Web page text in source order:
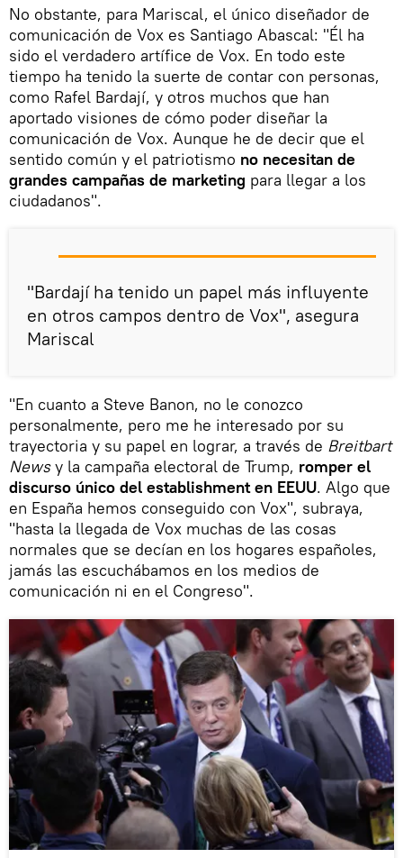
No obstante, para Mariscal, el único diseñador de
comunicación de Vox es Santiago Abascal: "Él ha
sido el verdadero artífice de Vox. En todo este
tiempo ha tenido la suerte de contar con personas,
como Rafel Bardají, y otros muchos que han
aportado visiones de cómo poder diseñar la
comunicación de Vox. Aunque he de decir que el
sentido común y el patriotismo no necesitan de
grandes campañas de marketing para llegar a los
ciudadanos".
"Bardají ha tenido un papel más influyente
en otros campos dentro de Vox", asegura
Mariscal
"En cuanto a Steve Banon, no le conozco
personalmente, pero me he interesado por su
trayectoria y su papel en lograr, a través de Breitbart
Newsy la campaña electoral de Trump, romper el
discurso único del establishment en EEUU. Algo que
en España hemos conseguido con Vox", subraya,
"hasta la llegada de Vox muchas de las cosas
normales que se decían en los hogares españoles,
jamás las escuchábamos en los medios de
comunicación ni en el Congreso".